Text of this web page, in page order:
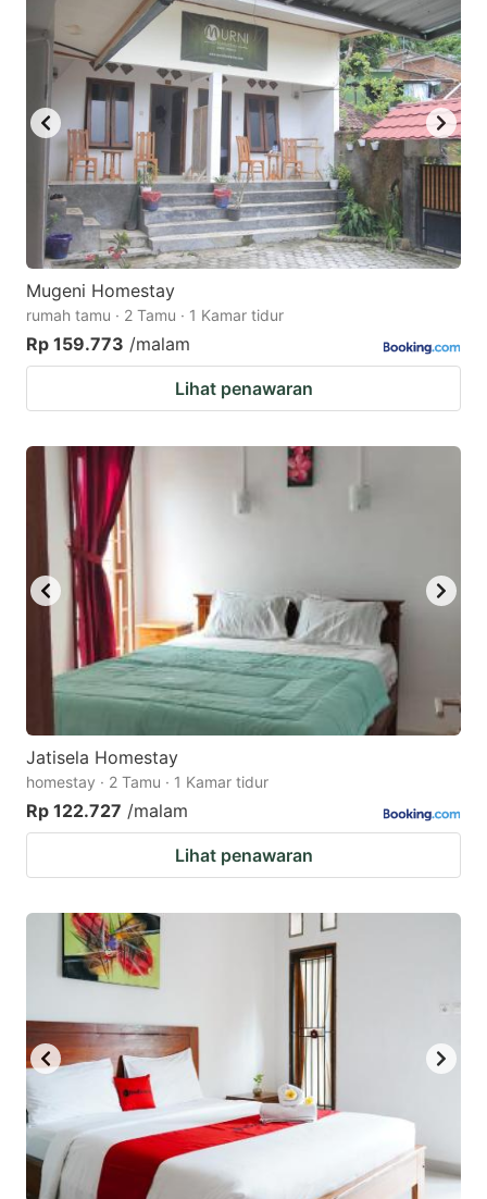
Mugeni Homestay
rumah tamu · 2 Tamu · 1 Kamar tidur
Rp 159.773 /malam
Lihat penawaran
Jatisela Homestay
homestay · 2 Tamu · 1 Kamar tidur
Rp 122.727 /malam
Lihat penawaran